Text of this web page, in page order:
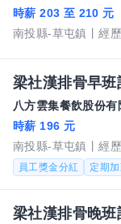
時薪 203 至 210 元
南投縣-草屯鎮
經
梁社漢排骨早
八方雲集餐飲股份有
時薪 196 元
南投縣-草屯鎮
經
員工獎金分紅 定期
梁社漢排骨晚